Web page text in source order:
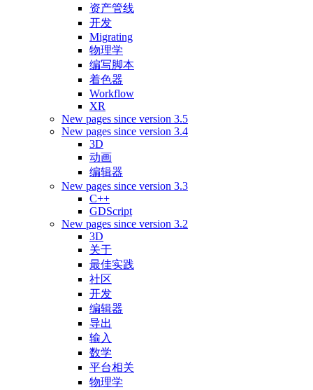
资产管线
开发
Migrating
物理学
编写脚本
着色器
Workflow
XR
New pages since version 3.5
New pages since version 3.4
3D
动画
编辑器
New pages since version 3.3
C++
GDScript
New pages since version 3.2
3D
关于
最佳实践
社区
开发
编辑器
导出
输入
数学
平台相关
物理学